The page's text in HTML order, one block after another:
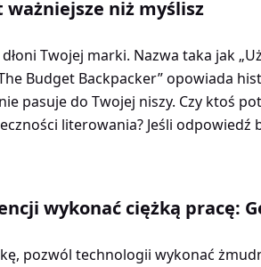
niż myślisz
Twojej marki. Nazwa taka jak
Budget Backpacker” opowiada
pasuje do Twojej niszy. Czy ktoś
literowania? Jeśli
wykonać ciężką pracę:
pozwól technologii wykonać